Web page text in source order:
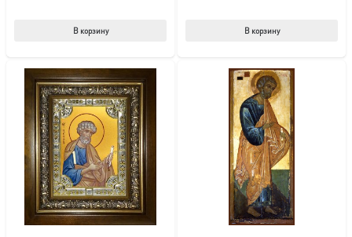
В корзину В корзину